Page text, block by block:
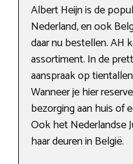
Albert Heijn is de
Nederland, en ook
daar nu bestellen. AH
assortiment. In de
aanspraak op
Wanneer je hier
bezorging aan huis of
Ook het Nederlandse
haar deuren in België.